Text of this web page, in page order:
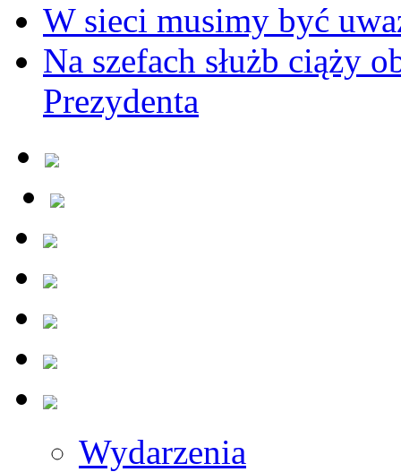
W sieci musimy być
Na szefach służb ciąży
Prezydenta
Wydarzenia